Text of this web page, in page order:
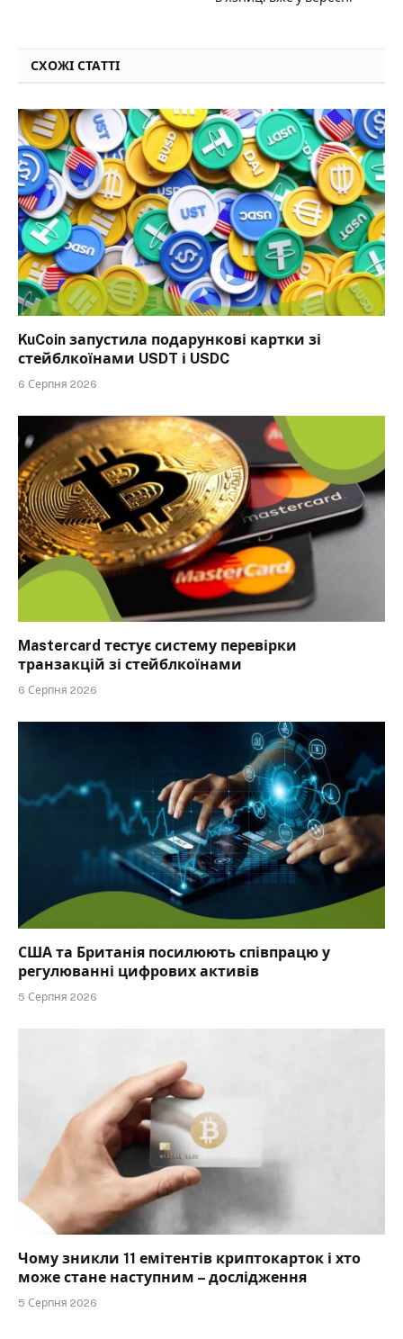
СХОЖІ СТАТТІ
KuCoin запустила подарункові картки зі
стейблкоїнами USDT і USDC
6 Серпня 2026
Mastercard тестує систему перевірки
транзакцій зі стейблкоїнами
6 Серпня 2026
США та Британія посилюють співпрацю у
регулюванні цифрових активів
5 Серпня 2026
Чому зникли 11 емітентів криптокарток і хто
може стане наступним – дослідження
5 Серпня 2026